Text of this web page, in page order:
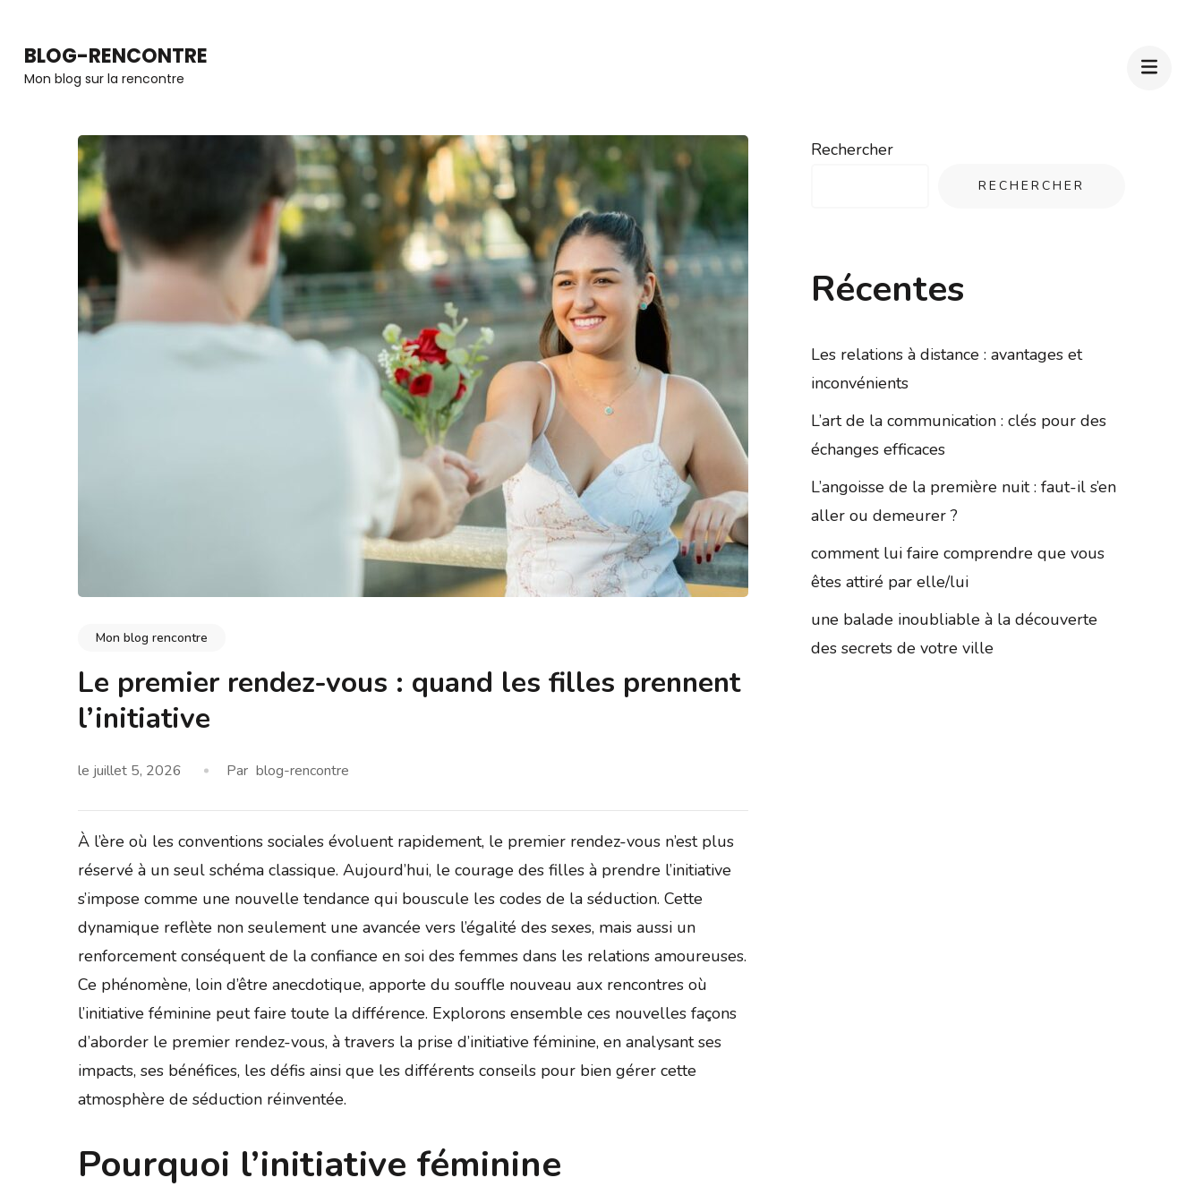
contenu
BLOG-RENCONTRE
Mon blog sur la rencontre
Mon blog rencontre
Le premier rendez-vous : quand les filles prennent
l’initiative
le juillet 5, 2026 Par blog-rencontre
À l’ère où les conventions sociales évoluent rapidement, le premier rendez-vous n’est plus
réservé à un seul schéma classique. Aujourd’hui, le courage des filles à prendre l’initiative
s’impose comme une nouvelle tendance qui bouscule les codes de la séduction. Cette
dynamique reflète non seulement une avancée vers l’égalité des sexes, mais aussi un
renforcement conséquent de la confiance en soi des femmes dans les relations amoureuses.
Ce phénomène, loin d’être anecdotique, apporte du souffle nouveau aux rencontres où
l’initiative féminine peut faire toute la différence. Explorons ensemble ces nouvelles façons
d’aborder le premier rendez-vous, à travers la prise d’initiative féminine, en analysant ses
impacts, ses bénéfices, les défis ainsi que les différents conseils pour bien gérer cette
atmosphère de séduction réinventée.
Pourquoi l’initiative féminine
Rechercher
RECHERCHER
Récentes
Les relations à distance : avantages et
inconvénients
L’art de la communication : clés pour des
échanges efficaces
L’angoisse de la première nuit : faut-il s’en
aller ou demeurer ?
comment lui faire comprendre que vous
êtes attiré par elle/lui
une balade inoubliable à la découverte
des secrets de votre ville